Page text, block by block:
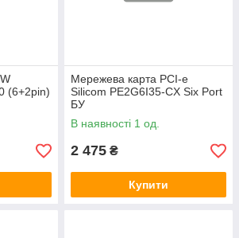
(6+2pin)
Мережева карта PCI-e
Silicom PE2G6I35-CX Six Port
БУ
В наявності 1 од.
2 475 ₴
Купити